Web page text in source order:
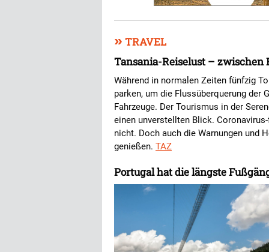
» TRAVEL
Tansania-Reiselust – zwischen
Während in normalen Zeiten fünfzig
parken, um die Flussüberquerung der
Fahrzeuge. Der Tourismus in der
einen unverstellten Blick.
nicht. Doch auch die Warnungen und
genießen. TAZ
Portugal hat die längste